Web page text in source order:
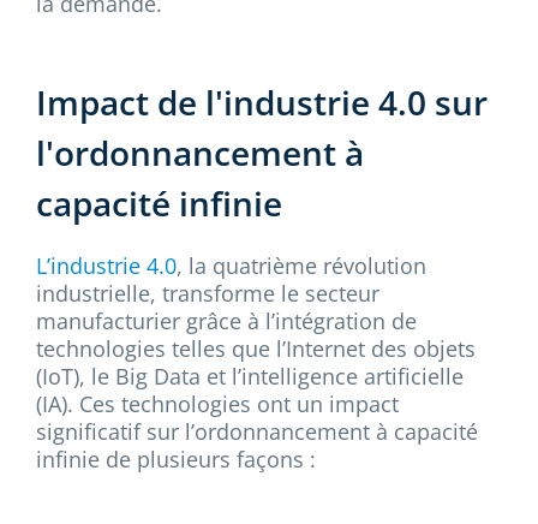
Impact de l'industrie 4.0 sur
l'ordonnancement à
capacité infinie
L’industrie 4.0, la quatrième révolution
industrielle, transforme le secteur
manufacturier grâce à l’intégration de
technologies telles que l’Internet des objets
(IoT), le Big Data et l’intelligence artificielle
(IA). Ces technologies ont un impact
significatif sur l’ordonnancement à capacité
infinie de plusieurs façons :